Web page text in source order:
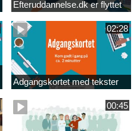
Efteruddannelse.dk er flyttet
02:28
Adgangskortet med tekster
00:45